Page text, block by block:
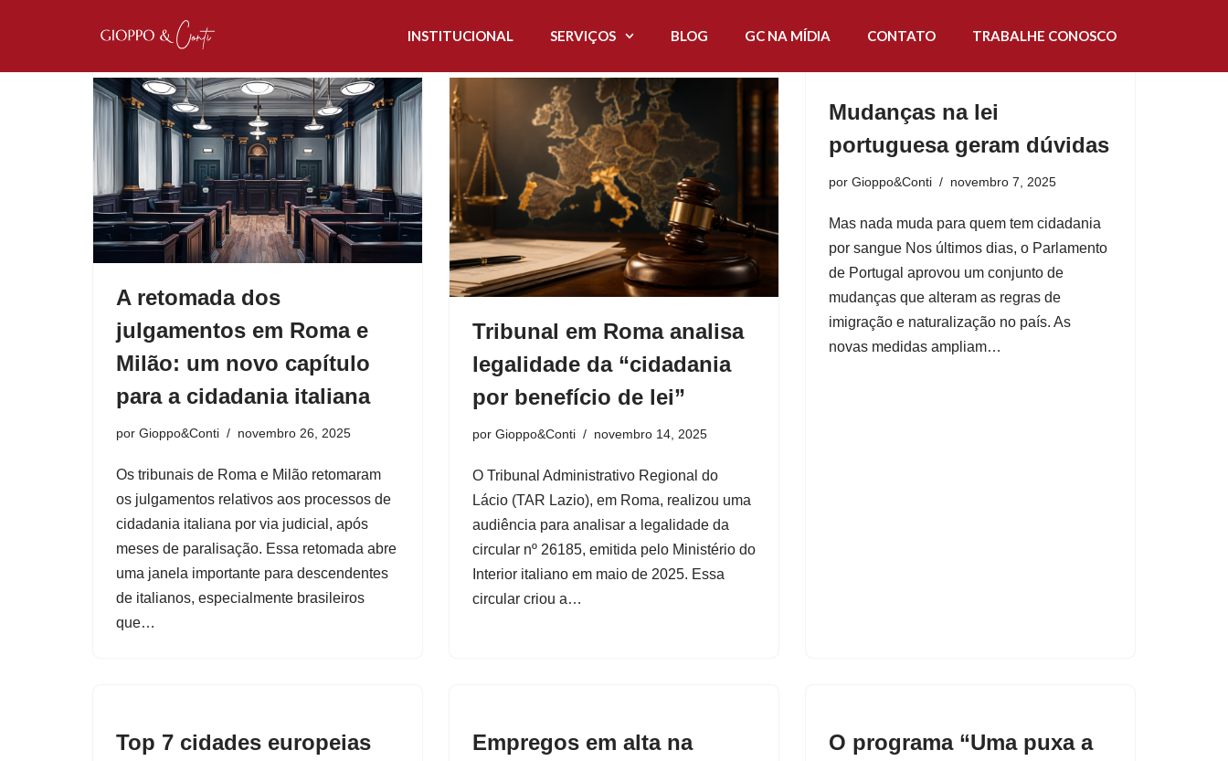
para
INSTITUCIONAL SERVIÇOS BLOG GC NA MÍDIA CONTATO TRABALHE CONOSCO
INSTITUCIONAL SERVIÇOS BLOG GC NA MÍDIA CONTATO TRABALHE CONOSCO
A retomada dos
julgamentos em Roma e
Milão: um novo capítulo
para a cidadania italiana
por Gioppo&Conti novembro 26, 2025
Os tribunais de Roma e Milão retomaram
os julgamentos relativos aos processos de
cidadania italiana por via judicial, após
meses de paralisação. Essa retomada abre
uma janela importante para descendentes
de italianos, especialmente brasileiros
que…
Tribunal em Roma analisa
legalidade da “cidadania
por benefício de lei”
por Gioppo&Conti novembro 14, 2025
O Tribunal Administrativo Regional do
Lácio (TAR Lazio), em Roma, realizou uma
audiência para analisar a legalidade da
circular nº 26185, emitida pelo Ministério do
Interior italiano em maio de 2025. Essa
circular criou a…
Mudanças na lei
portuguesa geram dúvidas
por Gioppo&Conti novembro 7, 2025
Mas nada muda para quem tem cidadania
por sangue Nos últimos dias, o Parlamento
de Portugal aprovou um conjunto de
mudanças que alteram as regras de
imigração e naturalização no país. As
novas medidas ampliam…
Top 7 cidades europeias
Empregos em alta na
O programa “Uma puxa a